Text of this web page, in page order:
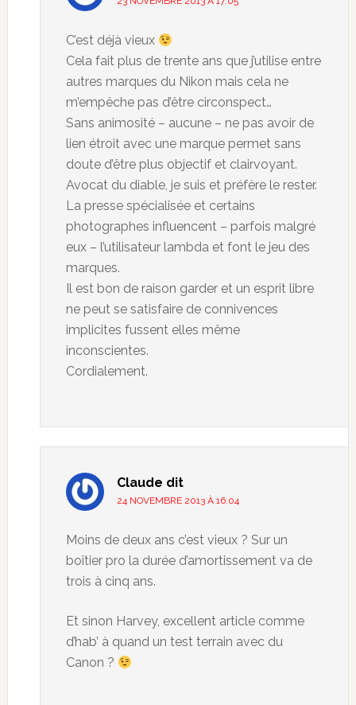
C’est déjà vieux
Cela fait plus de trente ans que j’utilise entre
autres marques du Nikon mais cela ne
m’empêche pas d’être circonspect…
Sans animosité – aucune – ne pas avoir de
lien étroit avec une marque permet sans
doute d’être plus objectif et clairvoyant.
Avocat du diable, je suis et préfère le rester.
La presse spécialisée et certains
photographes influencent – parfois malgré
eux – l’utilisateur lambda et font le jeu des
marques.
Il est bon de raison garder et un esprit libre
ne peut se satisfaire de connivences
implicites fussent elles même
inconscientes.
Cordialement.
Claude dit
24 NOVEMBRE 2013 À 16:04
Moins de deux ans c’est vieux ? Sur un
boîtier pro la durée d’amortissement va de
trois à cinq ans.
Et sinon Harvey, excellent article comme
d’hab’ à quand un test terrain avec du
Canon ?